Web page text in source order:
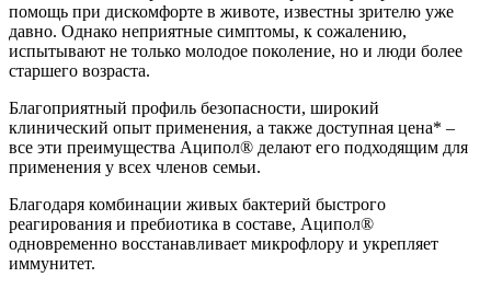
помощь при дискомфорте в животе, известны зрителю уже
давно. Однако неприятные симптомы, к сожалению,
испытывают не только молодое поколение, но и люди более
старшего возраста.
Благоприятный профиль безопасности, широкий
клинический опыт применения, а также доступная цена* –
все эти преимущества Аципол® делают его подходящим для
применения у всех членов семьи.
Благодаря комбинации живых бактерий быстрого
реагирования и пребиотика в составе, Аципол®
одновременно восстанавливает микрофлору и укрепляет
иммунитет.